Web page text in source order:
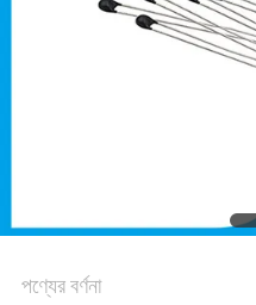
ম্যাপ
পণ্যের বর্ণনা